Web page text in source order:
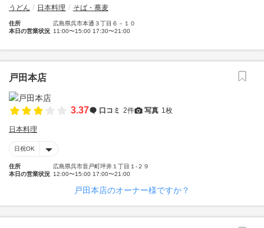
うどん 日本料理 そば・蕎麦
住所
広島県呉市本通３丁目６－１０
本日の営業状況 11:00〜15:00 17:30〜21:00
戸田本店
3.37 口コミ 2件 写真 1枚
日本料理
日祝OK
住所
広島県呉市音戸町坪井１丁目１-２９
本日の営業状況 12:00〜15:00 17:00〜21:00
戸田本店のオーナー様ですか？